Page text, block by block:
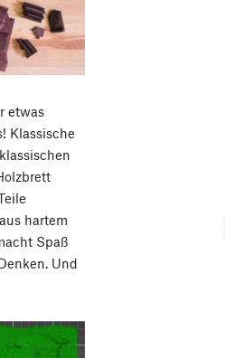
etwas
Klassische
hartem
Spaß
Und